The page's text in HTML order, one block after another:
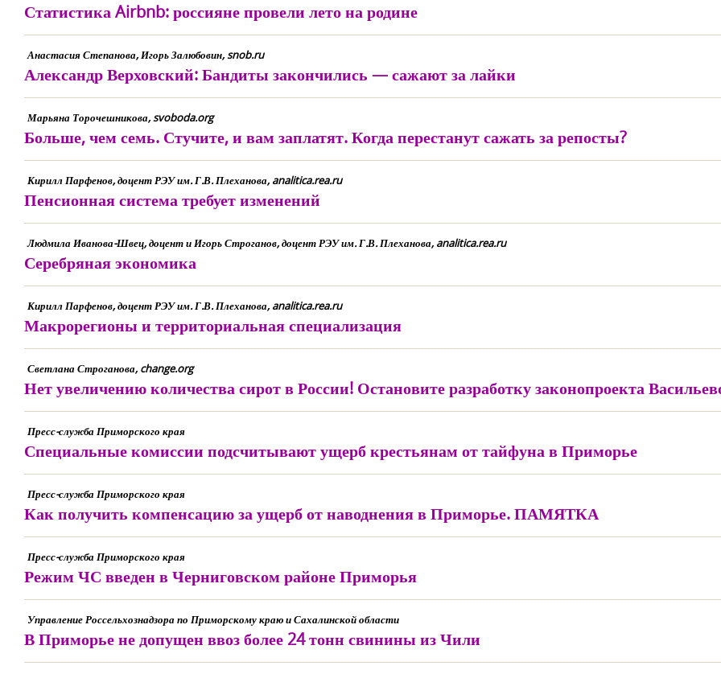
Статистика Airbnb: россияне провели лето на родине
Анастасия Степанова, Игорь Залюбовин, snob.ru
Александр Верховский: Бандиты закончились — сажают за лайки
Марьяна Торочешникова, svoboda.org
Больше, чем семь. Стучите, и вам заплатят. Когда перестанут сажать за репосты?
Кирилл Парфенов, доцент РЭУ им. Г.В. Плеханова, analitica.rea.ru
Пенсионная система требует изменений
Людмила Иванова-Швец, доцент и Игорь Строганов, доцент РЭУ им. Г.В. Плеханова, analitica.rea.ru
Серебряная экономика
Кирилл Парфенов, доцент РЭУ им. Г.В. Плеханова, analitica.rea.ru
Макрорегионы и территориальная специализация
Светлана Строганова, change.org
Нет увеличению количества сирот в России! Остановите разработку законопроекта
Пресс-служба Приморского края
Специальные комиссии подсчитывают ущерб крестьянам от тайфуна в Приморье
Пресс-служба Приморского края
Как получить компенсацию за ущерб от наводнения в Приморье. ПАМЯТКА
Пресс-служба Приморского края
Режим ЧС введен в Черниговском районе Приморья
Управление Россельхознадзора по Приморскому краю и Сахалинской области
В Приморье не допущен ввоз более 24 тонн свинины из Чили